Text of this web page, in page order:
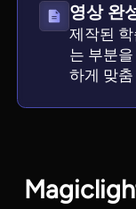
영상 완
제작된
는 부분
하게 맞